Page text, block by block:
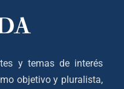
y temas de interés
objetivo y pluralista,